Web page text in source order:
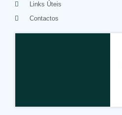
Links Úteis
Contactos